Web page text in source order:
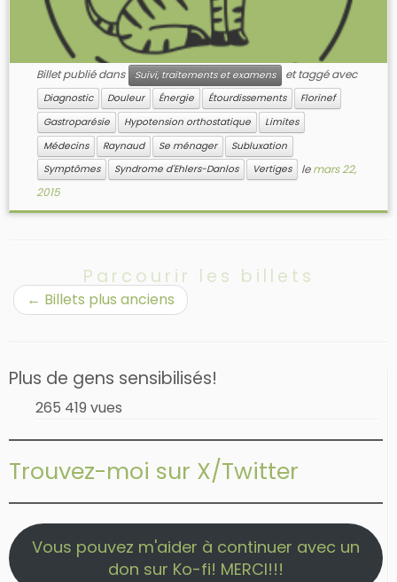
Billet publié dans Suivi, traitements et examens et taggé avec
Diagnostic Douleur Énergie Étourdissements
Florinef
Gastroparésie
Hypotension orthostatique
Limites
Médecins
Raynaud Se ménager
Subluxation
Symptômes
Syndrome d'Ehlers-Danlos Vertiges lemars 22,
2015
Parcourir les billets
← Billets plus anciens
Plus de gens sensibilisés!
265 419 vues
Trouvez-moi sur X/Twitter
Vous pouvez m'aider à continuer avec un
don sur Ko-fi! MERCI!!!